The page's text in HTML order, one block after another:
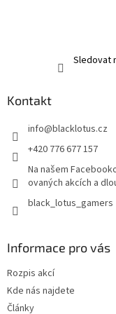
Sledovat
Kontakt
info@blacklotus.cz
+420 776 677 157
Na našem
ovaných akcích a
black_lotus_gamers
Informace pro vás
Rozpis akcí
Kde nás najdete
Články